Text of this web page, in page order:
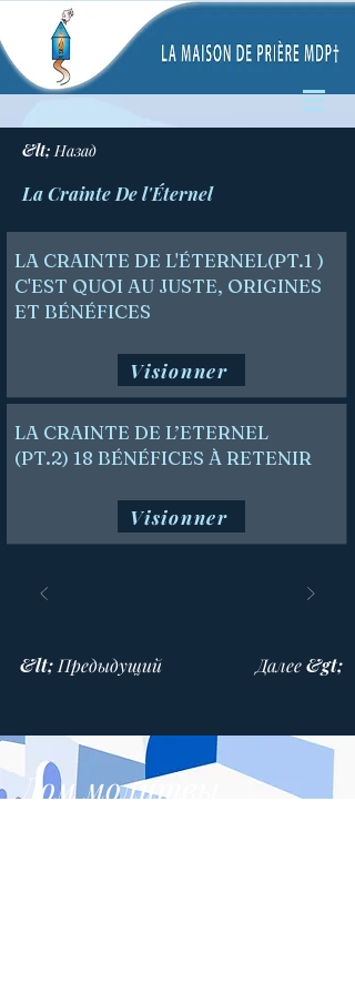
&lt; Назад
La Crainte De l'Éternel
LA CRAINTE DE L'ÉTERNEL(PT.1 )
C'EST QUOI AU JUSTE, ORIGINES
ET BÉNÉFICES
Visionner
LA CRAINTE DE L’ETERNEL
(PT.2) 18 BÉNÉFICES À RETENIR
Visionner
&lt; Предыдущий Далее &gt;
Дом молитвы